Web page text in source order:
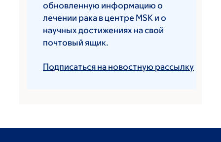
обновленную информацию о
лечении рака в центре MSK и о
научных достижениях на свой
почтовый ящик.
Подписаться на новостную рассылку